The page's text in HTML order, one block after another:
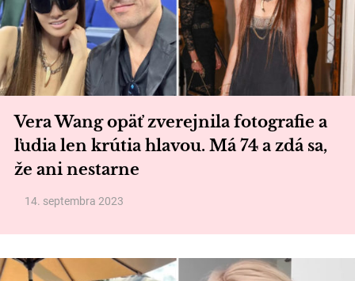
Vera Wang opäť zverejnila fotografie a
ľudia len krútia hlavou. Má 74 a zdá sa,
že ani nestarne
14. septembra 2023